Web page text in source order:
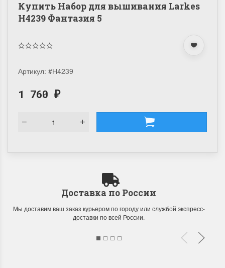
Купить Набор для вышивания Larkes
Н4239 Фантазия 5
Артикул: #Н4239
1 760 ₽
Доставка по России
Мы доставим ваш заказ курьером по городу или службой экспресс-
доставки по всей России.